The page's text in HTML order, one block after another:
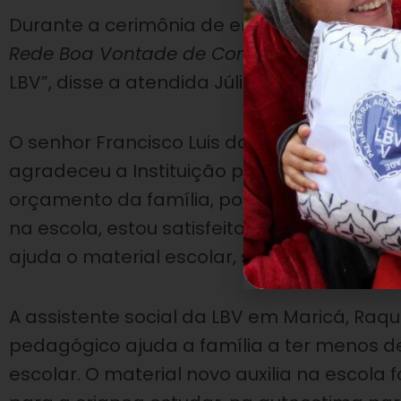
Durante a cerimônia de entrega, pais e
Rede Boa Vontade de Comunicação
LBV”, disse a atendida Júlia Viana, de 9 anos.
O senhor Francisco Luis da Cunha,
agradeceu a Instituição pelo apoio à
orçamento da família, pois somos quatro
na escola, estou satisfeito com o
ajuda o material escolar, seria um gasto a
A assistente social da LBV em Maricá,
pedagógico ajuda a família a ter menos
escolar. O material novo auxilia na